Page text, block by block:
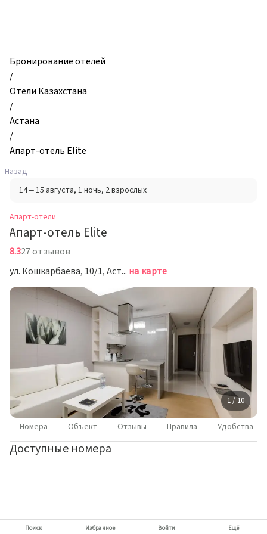
отели,
Апарт-
отель
Elite,
Астана,
Казахстан
Бронирование отелей
/
Отели Казахстана
/
Астана
/
Апарт-отель Elite
Назад
14 – 15 августа, 1 ночь, 2 взрослых
Апарт-отели
Апарт-отель Elite
8.327 отзывов
ул. Кошкарбаева, 10/1, Астана на карте
1 / 10
Номера Объект Отзывы Правила Удобства
Доступные номера
Поиск Избранное Войти Ещё